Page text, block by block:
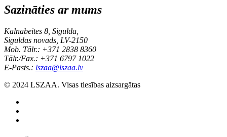
Sazināties ar mums
Kalnabeites 8, Sigulda,
Siguldas novads, LV-2150
Mob. Tālr.: +371 2838 8360
Tālr./Fax.: +371 6797 1022
E-Pasts.: lszaa@lszaa.lv
© 2024 LSZAA. Visas tiesības aizsargātas